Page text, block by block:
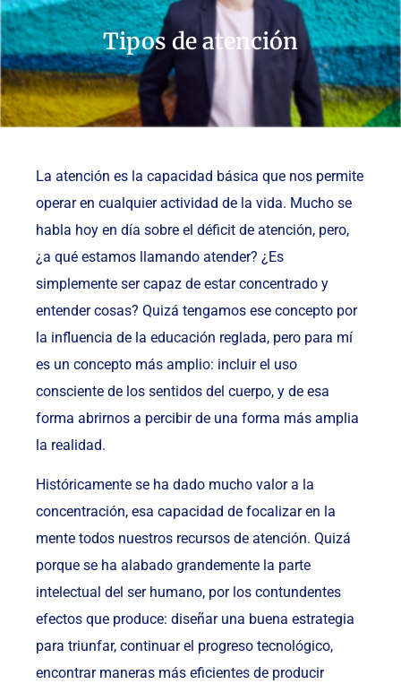
Tipos de atención
La atención es la capacidad básica que nos permite
operar en cualquier actividad de la vida. Mucho se
habla hoy en día sobre el déficit de atención, pero,
¿a qué estamos llamando atender? ¿Es
simplemente ser capaz de estar concentrado y
entender cosas? Quizá tengamos ese concepto por
la influencia de la educación reglada, pero para mí
es un concepto más amplio: incluir el uso
consciente de los sentidos del cuerpo, y de esa
forma abrirnos a percibir de una forma más amplia
la realidad.
Históricamente se ha dado mucho valor a la
concentración, esa capacidad de focalizar en la
mente todos nuestros recursos de atención. Quizá
porque se ha alabado grandemente la parte
intelectual del ser humano, por los contundentes
efectos que produce: diseñar una buena estrategia
para triunfar, continuar el progreso tecnológico,
encontrar maneras más eficientes de producir